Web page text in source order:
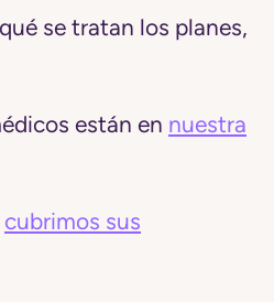
se tratan los planes,
están en nuestra
cubrimos sus